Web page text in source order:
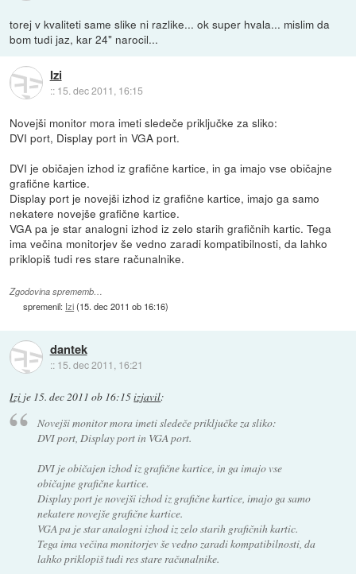
torej v kvaliteti same slike ni razlike... ok super hvala... mislim da
bom tudi jaz, kar 24" narocil...
Izi
:: 15. dec 2011, 16:15
Novejši monitor mora imeti sledeče priključke za sliko:
DVI port, Display port in VGA port.
DVI je običajen izhod iz grafične kartice, in ga imajo vse običajne
grafične kartice.
Display port je novejši izhod iz grafične kartice, imajo ga samo
nekatere novejše grafične kartice.
VGA pa je star analogni izhod iz zelo starih grafičnih kartic. Tega
ima večina monitorjev še vedno zaradi kompatibilnosti, da lahko
priklopiš tudi res stare računalnike.
Zgodovina sprememb…
spremenil: Izi(15. dec 2011 ob 16:16)
dantek
:: 15. dec 2011, 16:21
Izi je 15. dec 2011 ob 16:15izjavil:
Novejši monitor mora imeti sledeče priključke za sliko:
DVI port, Display port in VGA port.
DVI je običajen izhod iz grafične kartice, in ga imajo vse
običajne grafične kartice.
Display port je novejši izhod iz grafične kartice, imajo ga samo
nekatere novejše grafične kartice.
VGA pa je star analogni izhod iz zelo starih grafičnih kartic.
Tega ima večina monitorjev še vedno zaradi kompatibilnosti, da
lahko priklopiš tudi res stare računalnike.